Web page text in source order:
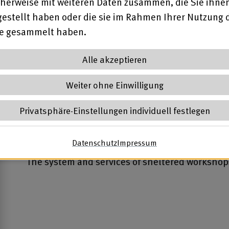
Download In
17.10.2022
Deutsches
The system and services of sheltered
haben oder die sie im Rahmen Ihrer Nutzung
gesammelt haben.
Alle akzeptieren
Weiter ohne Einwilligung
Privatsphäre-Einstellungen individuell festlegen
Datenschutz(öffnet in neuem Tab)
Impressum